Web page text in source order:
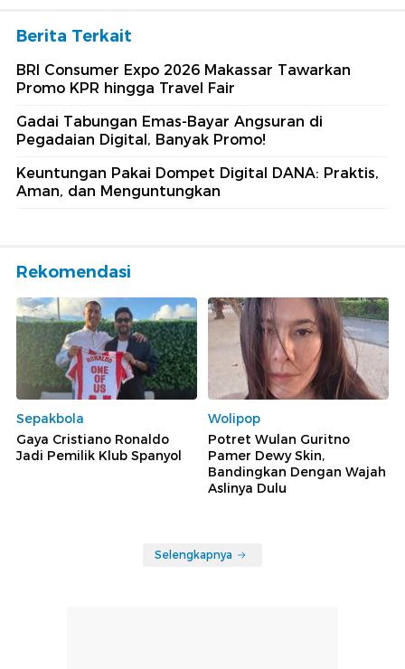
Berita Terkait
BRI Consumer Expo 2026 Makassar Tawarkan
Promo KPR hingga Travel Fair
Gadai Tabungan Emas-Bayar Angsuran di
Pegadaian Digital, Banyak Promo!
Keuntungan Pakai Dompet Digital DANA: Praktis,
Aman, dan Menguntungkan
Rekomendasi
Sepakbola
Gaya Cristiano Ronaldo
Jadi Pemilik Klub Spanyol
Wolipop
Potret Wulan Guritno
Pamer Dewy Skin,
Bandingkan Dengan Wajah
Aslinya Dulu
Selengkapnya